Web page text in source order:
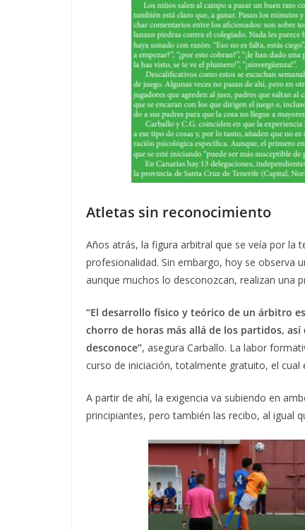
Atletas sin reconocimiento
Años atrás, la figura arbitral que se veía por la
profesionalidad. Sin embargo, hoy se observa
aunque muchos lo desconozcan, realizan una
“El desarrollo físico y teórico de un árbitro
chorro de horas más allá de los partidos,
desconoce”, asegura Carballo. La labor
curso de iniciación, totalmente gratuito, el cual
A partir de ahí, la exigencia va subiendo en
principiantes, pero también las recibo, al igual